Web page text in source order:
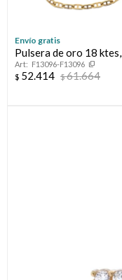
Envío gratis
Pulsera de oro 18 ktes,
MARINERO.
F13096-F13096
$ 52.414 $61.664